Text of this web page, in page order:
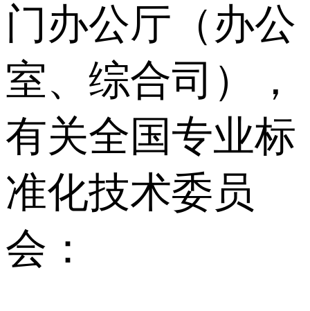
门办公厅（办公
室、综合司），
有关全国专业标
准化技术委员
会：